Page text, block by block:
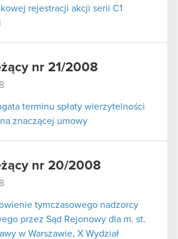
rejestracji akcji serii C1
nr 21/2008
terminu spłaty wierzytelności
znaczącej umowy
nr 20/2008
tymczasowego nadzorcy
przez Sąd Rejonowy dla m. st.
w Warszawie, X Wydział